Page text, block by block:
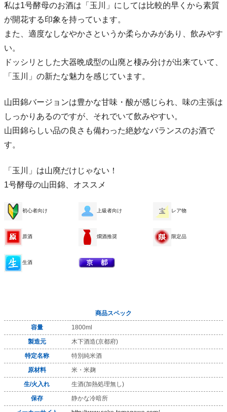
私は1号酵母のお酒は「玉川」にしては比較的早くから素質
が開花する印象を持っています。
また、適度なしなやかさというか柔らかみがあり、飲みやす
い。
ドッシリとした大器晩成型の山廃と棲み分けが出来ていて、
「玉川」の新たな魅力を感じています。
山田錦バージョンは豊かな甘味・酸が感じられ、味の主張は
しっかりあるのですが、それでいて飲みやすい。
山田錦らしい品の良さも備わった絶妙なバランスのお酒で
す。
「玉川」は山廃だけじゃない！
1号酵母の山田錦、オススメ
初心者向け 上級者向け レア物
原酒 燗酒推奨 限定品
生酒
商品スペック
容量
1800ml
製造元
木下酒造(京都府)
特定名称
特別純米酒
原材料
米・米麹
生/火入れ
生酒(加熱処理無し)
保存
静かな冷暗所